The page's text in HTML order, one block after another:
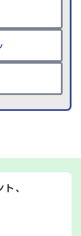
、